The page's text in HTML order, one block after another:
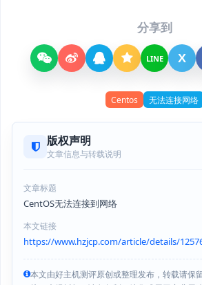
分享到
LINE X
Centos 无法连接网络
版权声明
文章信息与转载说明
文章标题
CentOS无法连接到网络
本文链接
https://www.hzjcp.com/article/details/
本文由好主机测评原创或整理发布，转载请保